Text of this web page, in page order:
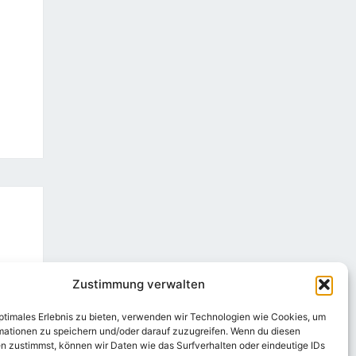
Zustimmung verwalten
Erlebnis zu bieten, verwenden wir Technologien wie Cookies, um
zu speichern und/oder darauf zuzugreifen. Wenn du diesen
zustimmst, können wir Daten wie das Surfverhalten oder eindeutige IDs